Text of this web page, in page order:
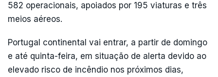
582 operacionais, apoiados por 195 viaturas e três
meios aéreos.
Portugal continental vai entrar, a partir de domingo
e até quinta-feira, em situação de alerta devido ao
elevado risco de incêndio nos próximos dias,